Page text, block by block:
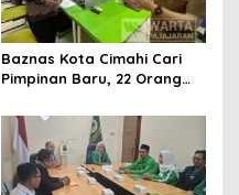
Baznas Kota Cimahi Cari
Pimpinan Baru, 22 Orang